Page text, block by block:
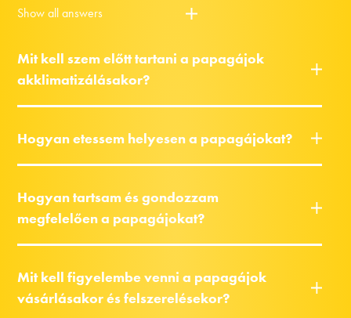
Show all answers
Mit kell szem előtt tartani a papagájok
akklimatizálásakor?
Hogyan etessem helyesen a papagájokat?
Hogyan tartsam és gondozzam
megfelelően a papagájokat?
Mit kell figyelembe venni a papagájok
vásárlásakor és felszerelésekor?